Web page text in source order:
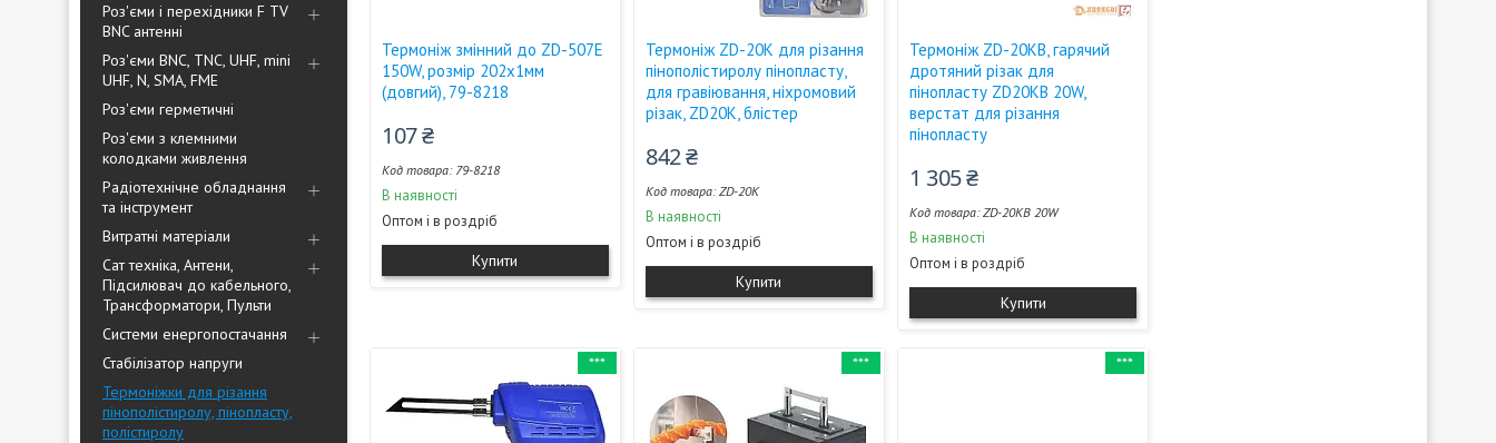
Роз'єми і перехідники F TV
BNC антенні
Роз'єми BNC, TNC, UHF, mini
UHF, N, SMA, FME
Роз'єми герметичні
Роз'єми з клемними
колодками живлення
Радіотехнічне обладнання
та інструмент
Витратні матеріали
Сат техніка, Антени,
Підсилювач до кабельного,
Трансформатори, Пульти
Системи енергопостачання
Стабілізатор напруги
Термоніжки для різання
пінополістиролу, пінопласту,
полістиролу
Термоніж змінний до ZD-507E
150W, розмір 202х1мм
(довгий), 79-8218
107 ₴
79-8218
В наявності
Оптом і в роздріб
Купити
Термоніж ZD-20K для різання
пінополістиролу пінопласту,
для гравіювання, ніхромовий
різак, ZD20K, блістер
842 ₴
ZD-20K
В наявності
Оптом і в роздріб
Купити
Термоніж ZD-20KB, гарячий
дротяний різак для
пінопласту ZD20KB 20W,
верстат для різання
пінопласту
1 305 ₴
ZD-20KB 20W
В наявності
Оптом і в роздріб
Купити
*** *** ***